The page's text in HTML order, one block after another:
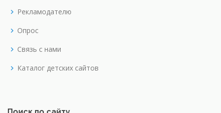
Рекламодателю
Опрос
Связь с нами
Каталог детских сайтов